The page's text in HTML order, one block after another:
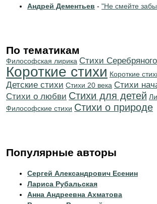
Андрей Дементьев - "Не смейте
По тематикам
Философская лирика Cтихи
Короткие стихи Короткие
Детские стихи Стихи 20 века Cтихи
Стихи о любви Стихи для детей
Философские стихи Стихи о природе
Популярные авторы
Сергей Александрович Есенин
Лариса Рубальская
Анна Андреевна Ахматова